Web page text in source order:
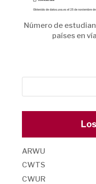
Número de
países en
ARWU
CWTS
CWUR